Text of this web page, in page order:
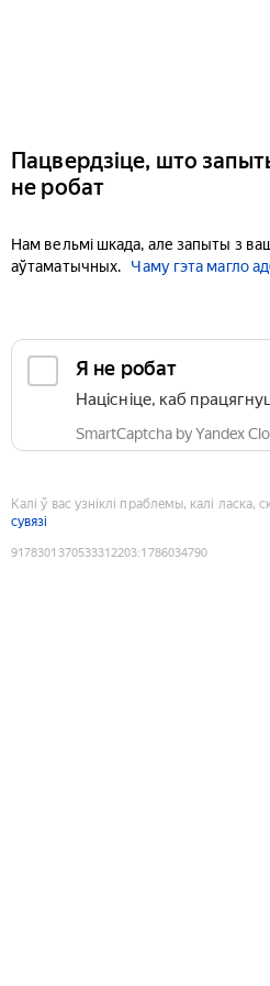
Пацвердзіце, што
не робат
Нам вельмі шкада, але запыты з
аўтаматычных.
Чаму гэта магло
Я не робат
Націсніце, каб
SmartCaptcha by Yandex
Калі ў вас узніклі праблемы, калі ласка,
сувязі
9178301370533312203:1786034790